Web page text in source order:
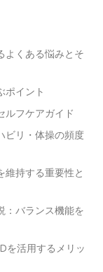
よくある悩みとそ
ポイント
ルフケアガイド
ビリ・体操の頻度
維持する重要性と
：バランス機能を
を活用するメリッ